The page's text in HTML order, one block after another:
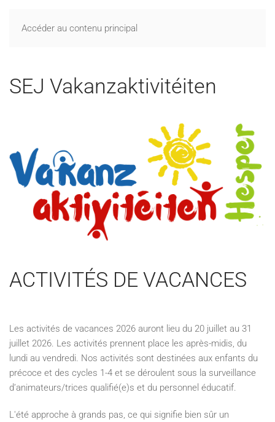
Accéder au contenu principal
SEJ Vakanzaktivitéiten
ACTIVITÉS DE VACANCES
Les activités de vacances 2026 auront lieu du 20 juillet au 31
juillet 2026. Les activités prennent place les après-midis, du
lundi au vendredi. Nos activités sont destinées aux enfants du
précoce et des cycles 1-4 et se déroulent sous la surveillance
d’animateurs/trices qualifié(e)s et du personnel éducatif.
L'été approche à grands pas, ce qui signifie bien sûr un